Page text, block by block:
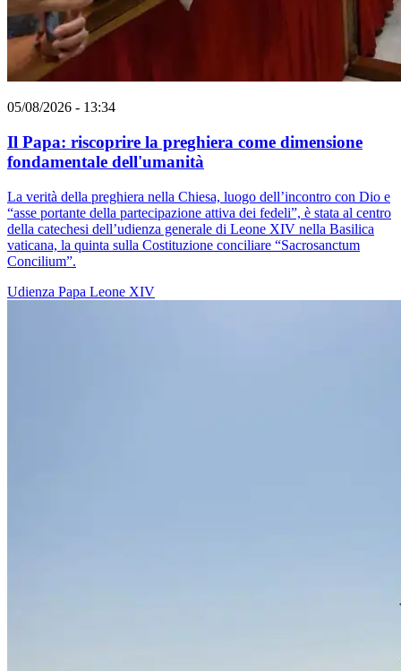
05/08/2026 - 13:34
Il Papa: riscoprire la preghiera come dimensione
fondamentale dell'umanità
La verità della preghiera nella Chiesa, luogo dell’incontro con Dio e
“asse portante della partecipazione attiva dei fedeli”, è stata al centro
della catechesi dell’udienza generale di Leone XIV nella Basilica
vaticana, la quinta sulla Costituzione conciliare “Sacrosanctum
Concilium”.
Udienza Papa Leone XIV